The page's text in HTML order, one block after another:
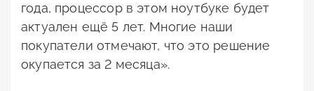
года, процессор в этом ноутбуке будет
актуален ещё 5 лет. Многие наши
покупатели отмечают, что это решение
окупается за 2 месяца».